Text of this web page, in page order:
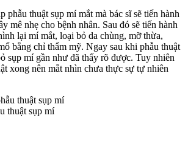
phẫu thuật sụp mí mắt mà bác sĩ sẽ tiến hành
mê nhẹ cho bệnh nhân. Sau đó sẽ tiến hành
lại mí mắt, loại bỏ da chùng, mỡ thừa,
bằng chỉ thẩm mỹ. Ngay sau khi phẫu thuật
sụp mí gần như đã thấy rõ được. Tuy nhiên
xong nên mắt nhìn chưa thực sự tự nhiên
thuật sụp mí